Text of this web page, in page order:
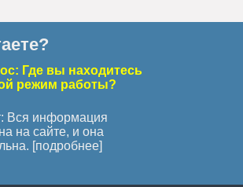
Где вы находитесь
режим работы?
Вся информация
на сайте, и она
[подробнее]